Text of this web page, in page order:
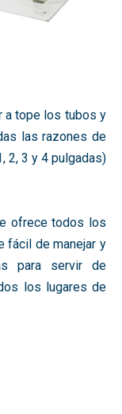
a tope los tubos y
las razones de
2, 3 y 4 pulgadas)
ofrece todos los
fácil de manejar y
para servir de
los lugares de